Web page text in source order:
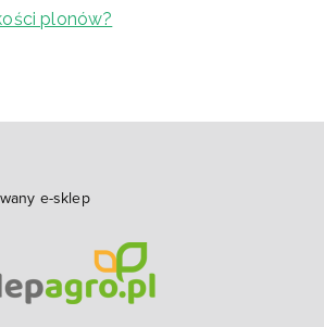
plonów?
e-sklep